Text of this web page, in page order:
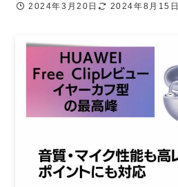
2024年3月20日 2024年8月15日